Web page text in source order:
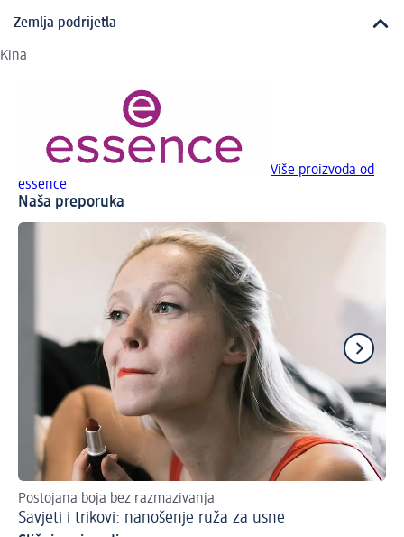
Zemlja podrijetla
Kina
Više proizvoda od
essence
Naša preporuka
Postojana boja bez razmazivanja
Savjeti i trikovi: nanošenje ruža za usne